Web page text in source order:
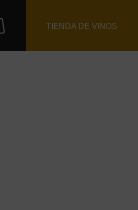
TIENDA DE VINOS